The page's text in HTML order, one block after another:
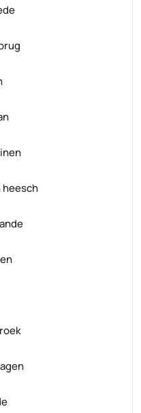
heesch